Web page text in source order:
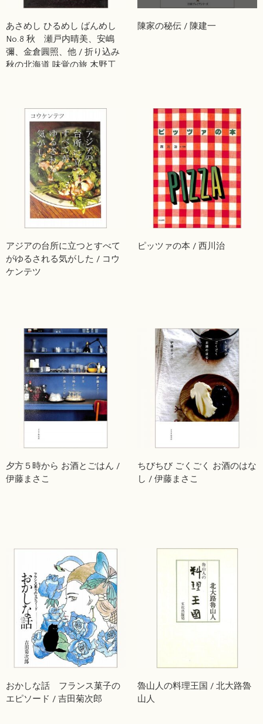
あさめし ひるめし ばんめし
No.8 秋 瀬戸内晴美、安嶋
彌、金倉圓照、他 / 折り込み
秋の北海道 味覚の旅 木野工
陳家の秘伝 / 陳建一
アジアの台所に立つとすべて
がゆるされる気がした / コウ
ケンテツ
ピッツァの本 / 西川治
夕方５時から お酒とごはん /
伊藤まさこ
ちびちび ごくごく お酒のはな
し / 伊藤まさこ
おかしな話 フランス菓子の
エピソード / 吉田菊次郎
魯山人の料理王国 / 北大路魯
山人